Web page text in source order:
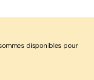
disponibles pour